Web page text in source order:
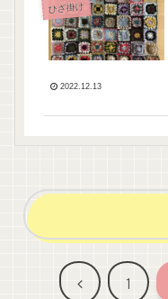
ひざ掛け
2022.12.13
前 1